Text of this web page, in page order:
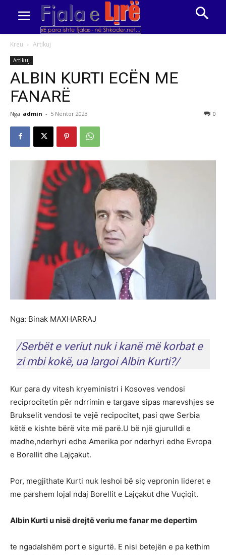
Kreu Artikuj
Artikuj
ALBIN KURTI ECËN ME
FANARË
Nga admin - 5 Nëntor 2023 0
Nga: Binak MAXHARRAJ
/Serbët e veriut nuk i kanë më korbat e
zi mbi kokë, ua largoi Albin Kurti?/
Kur para dy vitesh kryeministri i Kosoves vendosi
reciprocitetin për ndrrimin e targave sipas marevshjes se
Brukselit vendosi te vejë recipocitet, pasi qwe Serbia
këtë e kishte bërë vite më parë.U bë një gjurulldi e
madhe,nderhyri edhe Amerika por nderhyri edhe Evropa
e Borellit dhe Lajçakut.
Por, megjithate Kurti nuk leshoi bë siç vepronin lideret e
me parshem lojal ndaj Borellit e Lajçakut dhe Vuçiqit.
Albin Kurti u nisë drejtë veriu me fanar me depertim
te ngadalshëm port e sigurtë. E nisi betejën e pa kethim